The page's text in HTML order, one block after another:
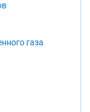
газа